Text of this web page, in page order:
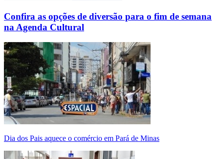
Confira as opções de diversão para o fim de semana
na Agenda Cultural
Dia dos Pais aquece o comércio em Pará de Minas